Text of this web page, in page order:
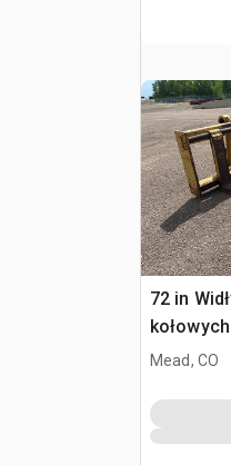
72 in
Mead, CO